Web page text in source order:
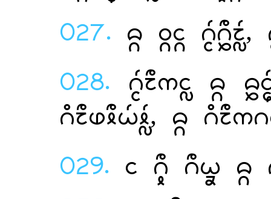
027.  
028.  
, 
029.    